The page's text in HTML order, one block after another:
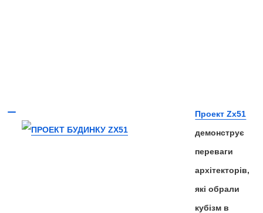
Проект Zx51
демонструє
переваги
архітекторів,
які обрали
кубізм в